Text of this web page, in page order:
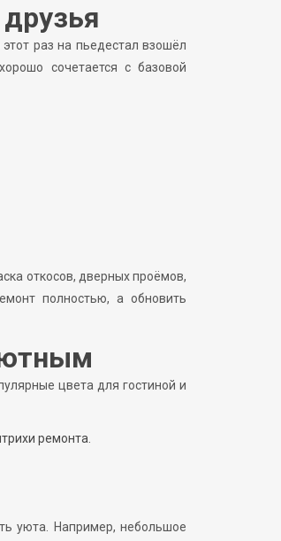
раз на пьедестал взошёл
сочетается с базовой
откосов, дверных проёмов,
полностью, а обновить
цвета для гостиной и
ремонта.
уюта. Например, небольшое